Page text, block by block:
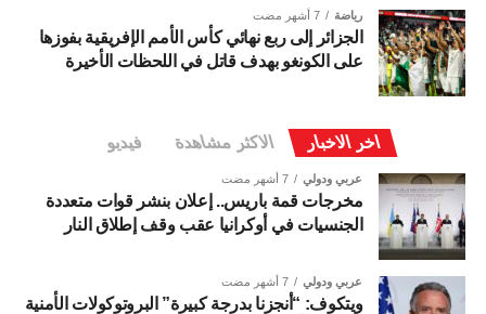
رياضة 7 أشهر مضت
الجزائر إلى ربع نهائي كأس الأمم الإفريقية بفوزها
على الكونغو بهدف قاتل في اللحظات الأخيرة
اخر الاخبار الاكثر مشاهدة فيديو
عربي ودولي 7 أشهر مضت
مخرجات قمة باريس.. إعلان بنشر قوات متعددة
الجنسيات في أوكرانيا عقب وقف إطلاق النار
عربي ودولي 7 أشهر مضت
ويتكوف: “أنجزنا بدرجة كبيرة” البروتوكولات الأمنية